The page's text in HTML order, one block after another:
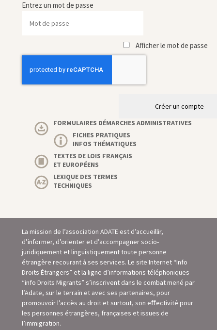
Entrez un mot de passe
Afficher le mot de passe
Créer un compte
FORMULAIRES DÉMARCHES ADMINISTRATIVES
FICHES PRATIQUES
INFOS THÉMATIQUES
TEXTES DE LOIS FRANÇAIS
ET EUROPÉENS
LEXIQUE DES TERMES
TECHNIQUES
La mission de l’association ADATE est d’accueillir,
d’informer, d’orienter et d’accompagner socio-
juridiquement et linguistiquement toute personne
étrangère recourant à ses services. Le site Internet “Info
Droits Étrangers” et la ligne d’informations téléphoniques
“info Droits Migrants” s’inscrivent dans le combat mené par
l’Adate, sur le terrain et avec ses partenaires, pour
promouvoir l’accès au droit et surtout, son eﬀectivité pour
les personnes étrangères, françaises et issues de
l’immigration.